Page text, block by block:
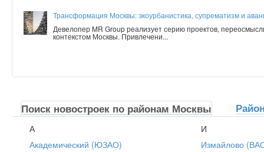
Трансформация Москвы: экоурбанистика, супрематизм и
Девелопер MR Group реализует серию проектов,
контекстом Москвы. Привлечени...
Поиск новостроек по районам Москвы
А
Академический (ЮЗАО)
И
Измайлово